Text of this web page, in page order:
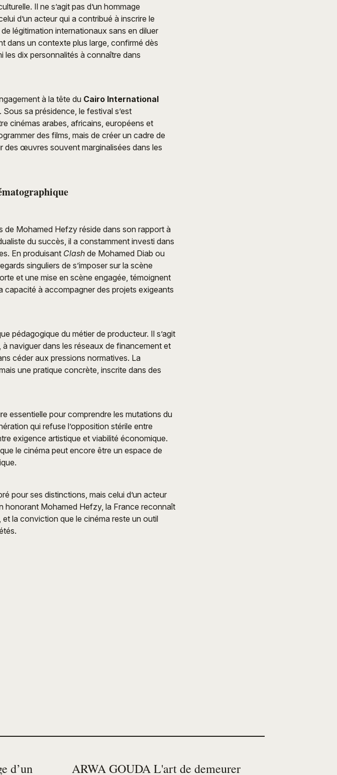
Il ne s’agit pas d’un hommage
d’un acteur qui a contribué à inscrire le
légitimation internationaux sans en diluer
dans un contexte plus large, confirmé dès
les dix personnalités à connaître dans
à la tête du Cairo International
sa présidence, le festival s’est
cinémas arabes, africains, européens et
des films, mais de créer un cadre de
des œuvres souvent marginalisées dans les
de Mohamed Hefzy réside dans son rapport à
du succès, il a constamment investi dans
En produisant Clash de Mohamed Diab ou
singuliers de s’imposer sur la scène
et une mise en scène engagée, témoignent
capacité à accompagner des projets exigeants
pédagogique du métier de producteur. Il s’agit
à naviguer dans les réseaux de financement et
céder aux pressions normatives. La
une pratique concrète, inscrite dans des
essentielle pour comprendre les mutations du
qui refuse l’opposition stérile entre
exigence artistique et viabilité économique.
le cinéma peut encore être un espace de
pour ses distinctions, mais celui d’un acteur
honorant Mohamed Hefzy, la France reconnaît
la conviction que le cinéma reste un outil
d’un ARWA GOUDA L'art de demeurer